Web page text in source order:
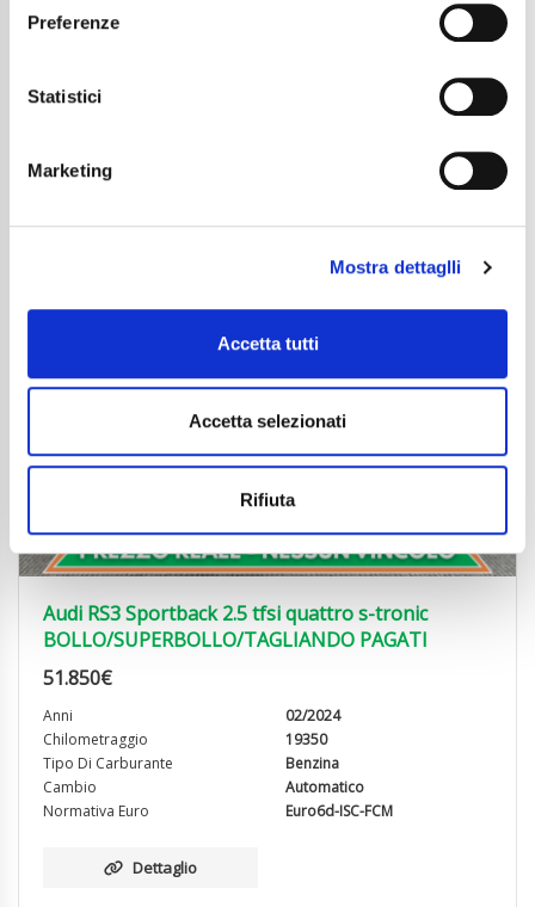
tutti” o selezionando le diverse categorie di cookies
Preferenze
Statistici
Marketing
Mostra dettaglli
Accetta tutti
Accetta selezionati
Rifiuta
Tipo Di Carburante
Cambio
Audi RS3 Sportback 2.5 tfsi quattro s-tronic
BOLLO/SUPERBOLLO/TAGLIANDO PAGATI
51.850€
Anni
02/2024
Chilometraggio
19350
Tipo Di Carburante
Benzina
Cambio
Automatico
Normativa Euro
Euro6d-ISC-FCM
Dettaglio